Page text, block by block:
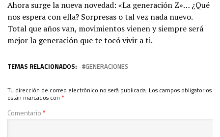
Ahora surge la nueva novedad: «La generación Z»… ¿Qué
nos espera con ella? Sorpresas o tal vez nada nuevo.
Total que años van, movimientos vienen y siempre será
mejor la generación que te tocó vivir a ti.
TEMAS RELACIONADOS: GENERACIONES
Tu dirección de correo electrónico no será publicada. Los campos obligatorios
están marcados con *
Comentario*